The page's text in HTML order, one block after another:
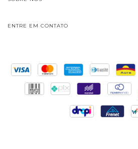
ENTRE EM CONTATO